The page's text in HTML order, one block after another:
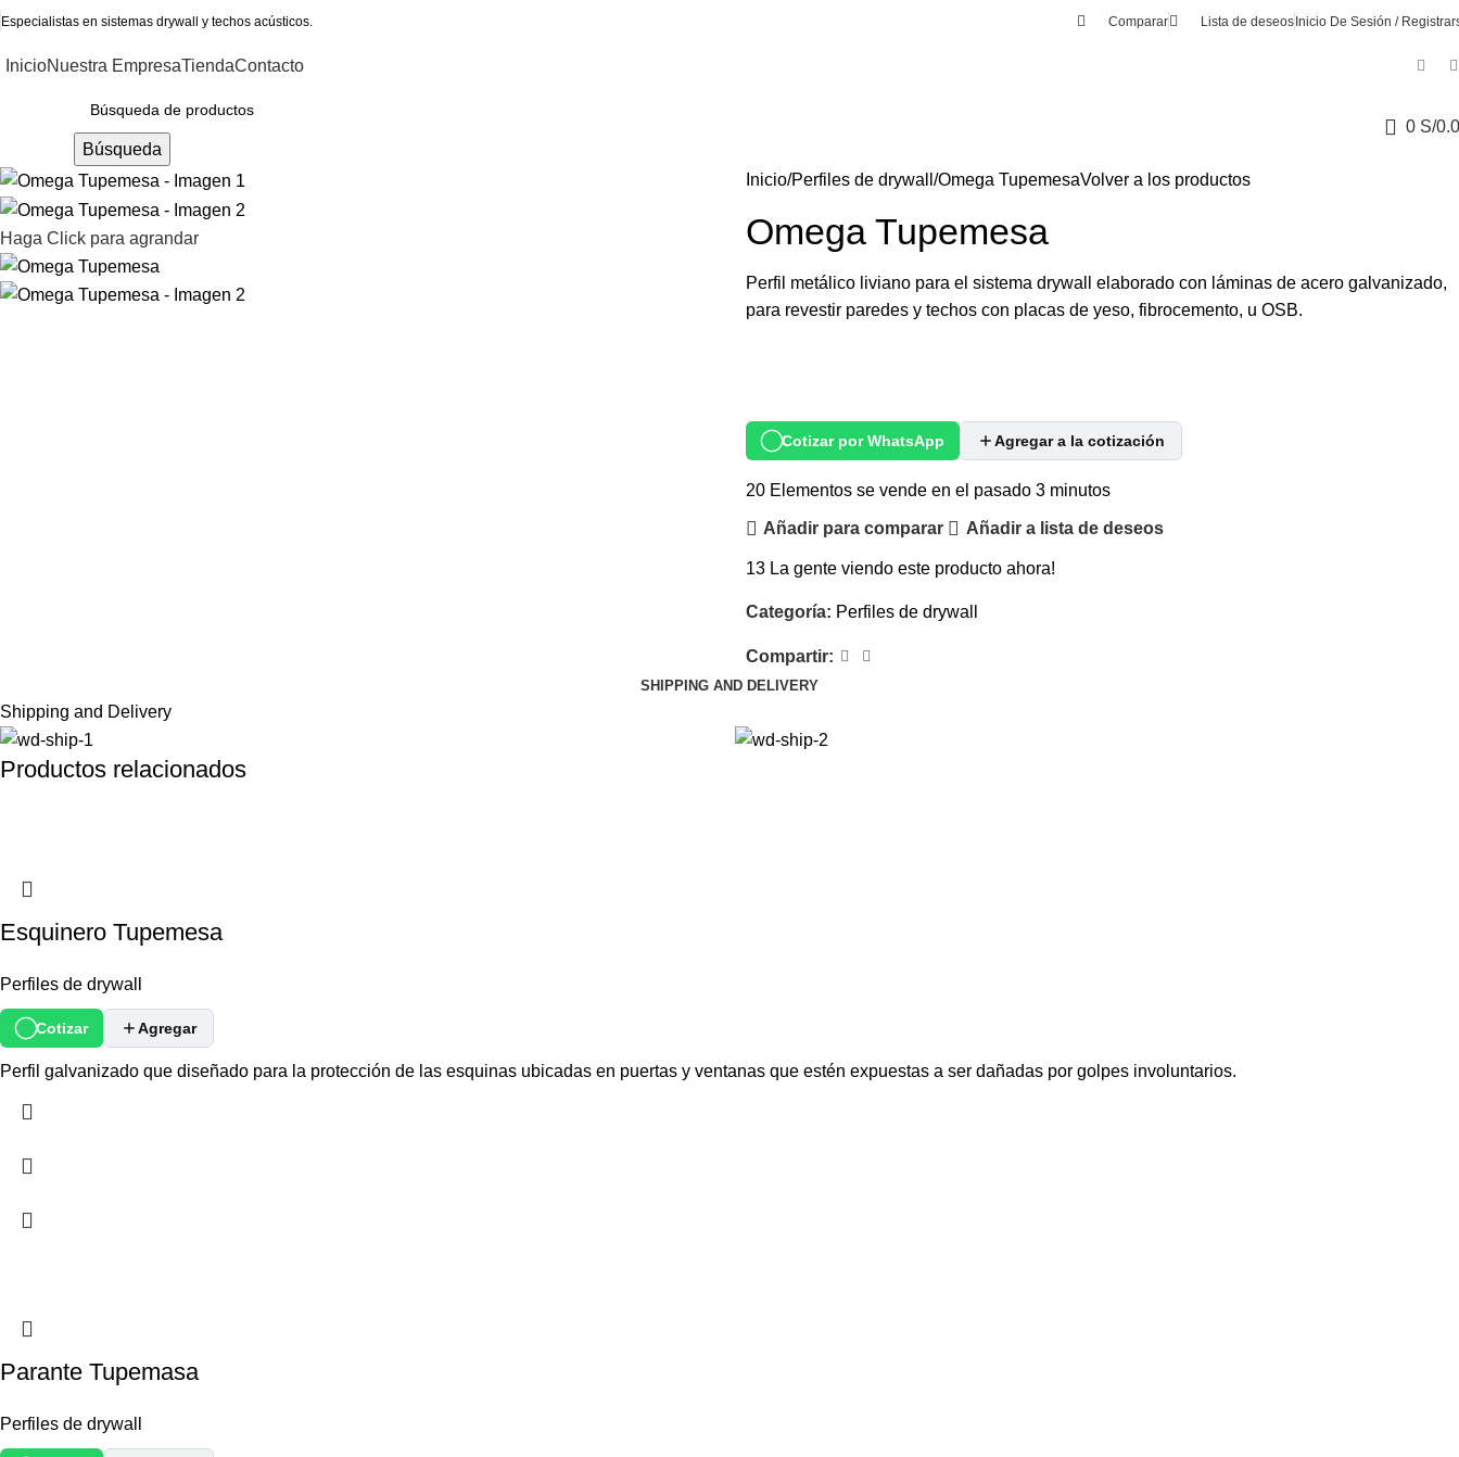
Especialistas en sistemas drywall y techos acústicos. Comparar Lista de deseos Inicio De Sesión /
InicioNuestra EmpresaTiendaContacto
Búsqueda
0 S/
Haga Click para agrandar
Inicio Perfiles de drywall Omega TupemesaVolver a los productos
Omega Tupemesa
Perfil metálico liviano para el sistema drywall elaborado con láminas de acero galvanizado,
para revestir paredes y techos con placas de yeso, fibrocemento, u OSB.
Cotizar por WhatsApp Agregar a la cotización
20 Elementos se vende en el pasado 3 minutos
Añadir para comparar Añadir a lista de deseos
13 La gente viendo este producto ahora!
Categoría: Perfiles de drywall
Compartir:
SHIPPING AND DELIVERY
Shipping and Delivery
Productos relacionados
Esquinero Tupemesa
Perfiles de drywall
Cotizar Agregar
Perfil galvanizado que diseñado para la protección de las esquinas ubicadas en puertas y ventanas que estén expuestas a ser dañadas por golpes involuntarios.
Parante Tupemasa
Perfiles de drywall